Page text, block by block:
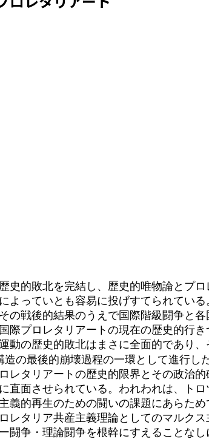
的敗北を完結し、歴史的唯物論とプ
っていとも容易に投げすてられている
戦後的結果のうえで国際階級闘争と
プロレタリアートの現在の歴史的行
の歴史的敗北はまさに全面的であり
の最後的崩壊過程の一環として進行した
タリアートの歴史的限界とその政治
面させられている。われわれは、ト
的再生のための闘いの課題にあらため
タリア共産主義理論としてのマルク
争・理論闘争を根幹にすえることなし